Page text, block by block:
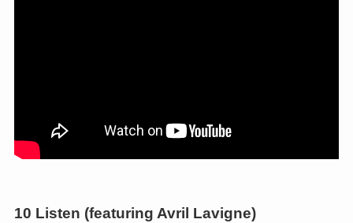
10 Listen (featuring Avril Lavigne)